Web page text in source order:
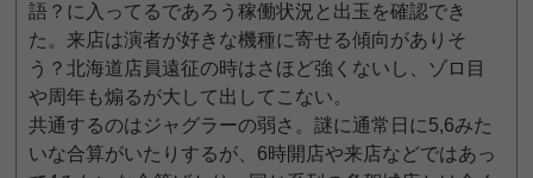
語？に入ってるであろう稼働状況と出玉を確認でき
た。来店は演者が好きな機種に寄せる傾向がありそ
う？北海道店員遠征の時はさほど強くないし、ゾロ目
や周年も煽るが大して出してこない。
共通するのはジャグラーの弱さ。謎に通常日に5,6みた
いな合算がいたりするが、6時開店や来店などではあっ